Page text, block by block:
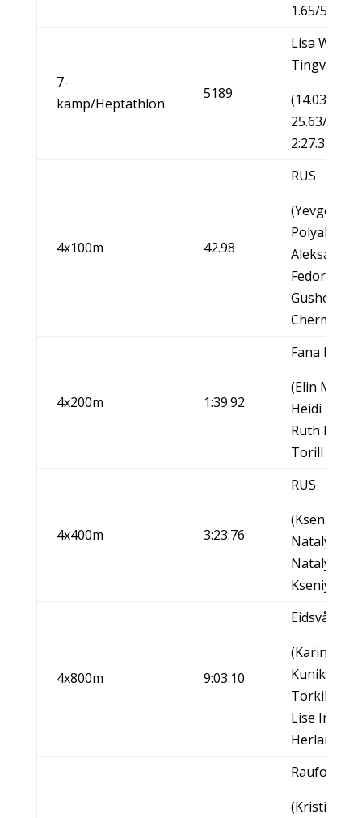
1.65/5.79-
7-
kamp/Heptathlon
5189
Lisa Wilker,
Tingvoll FIK
(14.03-
25.63/5.75-
2:27.34)
4x100m 42.98
RUS
(Yevgeniya
Polyakova-
Aleksandra
Fedoriva-
4x200m 1:39.92
Fana IL/
(Elin
Heidi
Ruth
Torill
4x400m 3:23.76
RUS
(Kseniya
Natalya
Natalya
Kseniya
4x800m 9:03.10
Eidsvåg IL/
(Karin
Kunikoff-
Lise
Herland)
Raufoss IL/
(Kristin